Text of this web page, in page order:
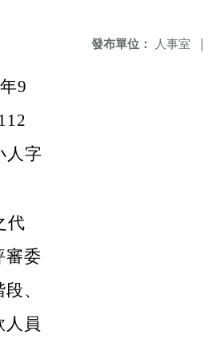
發布單位： 人事室 |
9
人字
代
審委
、
員